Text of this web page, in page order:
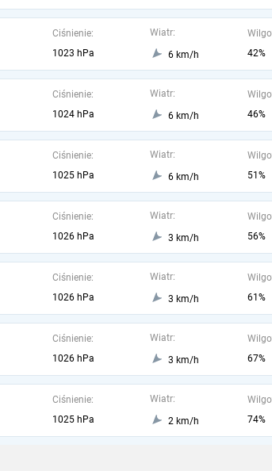
Ciśnienie:
1023 hPa
Wiatr:
6 km/h
42%
Ciśnienie:
1024 hPa
Wiatr:
6 km/h
46%
Ciśnienie:
1025 hPa
Wiatr:
6 km/h
51%
Ciśnienie:
1026 hPa
Wiatr:
3 km/h
56%
Ciśnienie:
1026 hPa
Wiatr:
3 km/h
61%
Ciśnienie:
1026 hPa
Wiatr:
3 km/h
67%
Ciśnienie:
1025 hPa
Wiatr:
2 km/h
74%